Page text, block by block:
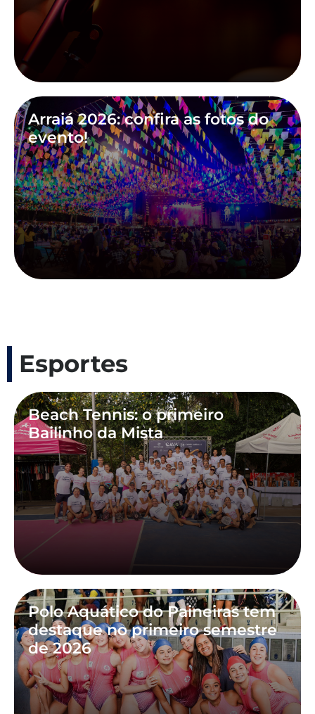
Arraiá 2026: confira as fotos do
evento!
Esportes
Beach Tennis: o primeiro
Bailinho da Mista
Polo Aquático do Paineiras tem
destaque no primeiro semestre
de 2026